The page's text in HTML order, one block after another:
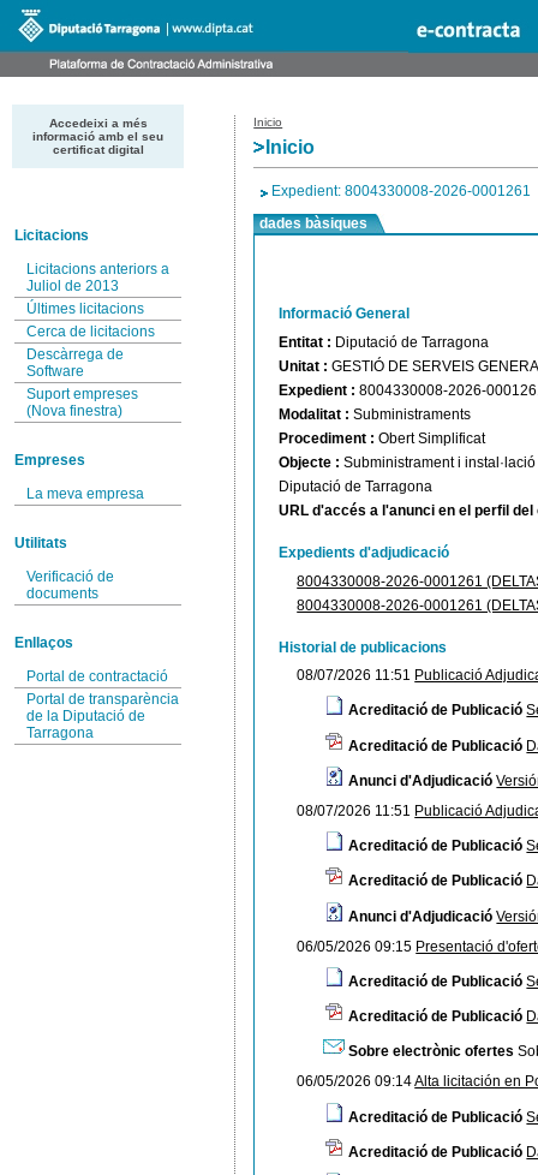
Accedeixi a més
informació amb el seu
certificat digital
Licitacions
Licitacions anteriors a
Juliol de 2013
Últimes licitacions
Cerca de licitacions
Descàrrega de
Software
Suport empreses
(Nova finestra)
Empreses
La meva empresa
Utilitats
Verificació de
documents
Enllaços
Portal de contractació
Portal de transparència
de la Diputació de
Tarragona
Inicio
Inicio
Expedient: 8004330008-2026-0001261
dades bàsiques
Informació General
Entitat : Diputació de Tarragona
Unitat :GESTIÓ DE SERVEIS
Expedient :8004330008-2026-
Modalitat :Subministraments
Procediment :Obert Simplificat
Objecte :Subministrament i
Diputació de Tarragona
URL d'accés a l'anunci en el perfil
Expedients d'adjudicació
8004330008-2026-0001261
8004330008-2026-0001261
Historial de publicacions
08/07/2026 11:51 Publicació
Acreditació de Publicació
Acreditació de Publicació
Anunci d'Adjudicació
08/07/2026 11:51 Publicació
Acreditació de Publicació
Acreditació de Publicació
Anunci d'Adjudicació
06/05/2026 09:15 Presentació
Acreditació de Publicació
Acreditació de Publicació
Sobre electrònic ofertes
06/05/2026 09:14Alta licitación en
Acreditació de Publicació
Acreditació de Publicació